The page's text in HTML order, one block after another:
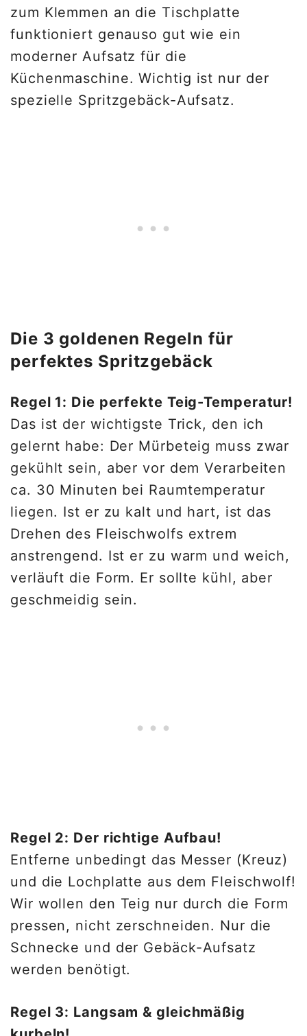
zum Klemmen an die Tischplatte
funktioniert genauso gut wie ein
moderner Aufsatz für die
Küchenmaschine. Wichtig ist nur der
spezielle Spritzgebäck-Aufsatz.
Die 3 goldenen Regeln für
perfektes Spritzgebäck
Regel 1: Die perfekte Teig-Temperatur!
Das ist der wichtigste Trick, den ich
gelernt habe: Der Mürbeteig muss zwar
gekühlt sein, aber vor dem Verarbeiten
ca. 30 Minuten bei Raumtemperatur
liegen. Ist er zu kalt und hart, ist das
Drehen des Fleischwolfs extrem
anstrengend. Ist er zu warm und weich,
verläuft die Form. Er sollte kühl, aber
geschmeidig sein.
Regel 2: Der richtige Aufbau!
Entferne unbedingt das Messer (Kreuz)
und die Lochplatte aus dem Fleischwolf!
Wir wollen den Teig nur durch die Form
pressen, nicht zerschneiden. Nur die
Schnecke und der Gebäck-Aufsatz
werden benötigt.
Regel 3: Langsam & gleichmäßig